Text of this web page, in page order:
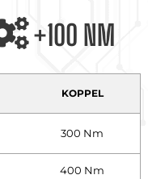
+100 NM
KOPPEL
300 Nm
400 Nm